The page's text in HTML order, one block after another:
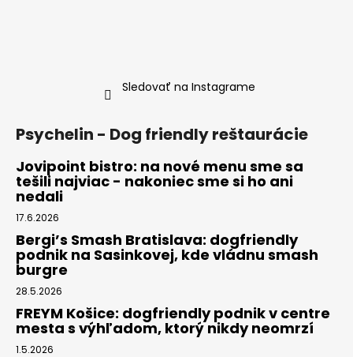
Sledovať na Instagrame
Psychelin - Dog friendly reštaurácie
Jovipoint bistro: na nové menu sme sa
tešili najviac - nakoniec sme si ho ani
nedali
17.6.2026
Bergi’s Smash Bratislava: dogfriendly
podnik na Sasinkovej, kde vládnu smash
burgre
28.5.2026
FREYM Košice: dogfriendly podnik v centre
mesta s výhľadom, ktorý nikdy neomrzí
1.5.2026